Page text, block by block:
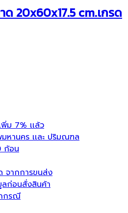
ด 20x60x17.5 cm.เกรด
ม 7% เเล้ว
หานคร เเละ ปริมณฑล
ก้อน
จากการขนส่ง
ก่อนสั่งสินค้า
กกรณี